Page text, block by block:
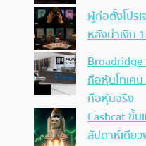
ผู้ก่อตั้งโปร
หลังนำเงิน
ถือหุ้นโทเค
ถือหุ้นจริง
Cashcat ขึ้
สัปดาห์เดีย